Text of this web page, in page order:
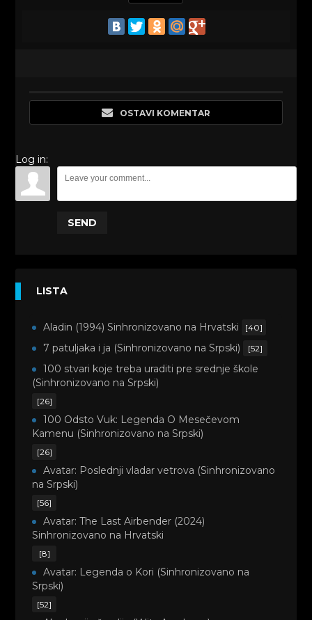
OSTAVI KOMENTAR
Log in:
SEND
LISTA
Aladin (1994) Sinhronizovano na Hrvatski [40]
7 patuljaka i ja (Sinhronizovano na Srpski) [52]
100 stvari koje treba uraditi pre srednje škole
(Sinhronizovano na Srpski)
[26]
100 Odsto Vuk: Legenda O Mesečevom
Kamenu (Sinhronizovano na Srpski)
[26]
Avatar: Poslednji vladar vetrova (Sinhronizovano
na Srpski)
[56]
Avatar: The Last Airbender (2024)
Sinhronizovano na Hrvatski
[8]
Avatar: Legenda o Kori (Sinhronizovano na
Srpski)
[52]